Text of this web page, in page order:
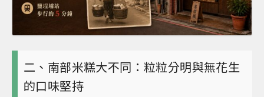
二、南部米糕大不同：粒粒分明與無花生
的口味堅持